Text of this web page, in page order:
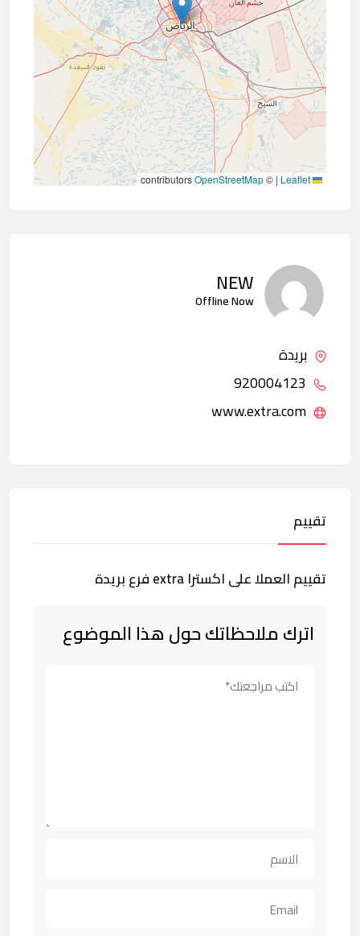
|
©
OpenStreetMap
NEW
Offline Now
بريدة
تقييم
تقييم العملا على اكسترا extra فرع بريدة
اترك ملاحظاتك حول هذا الموضوع